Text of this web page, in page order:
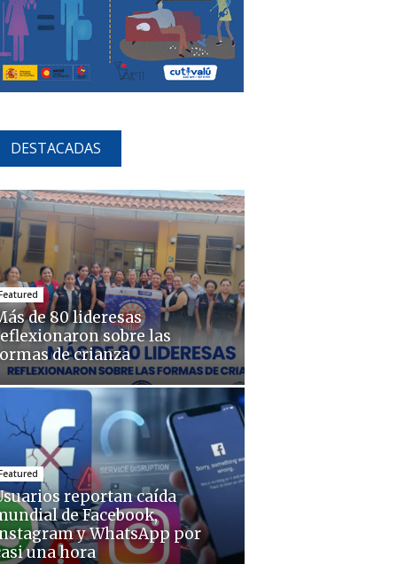
DESTACADAS
de 80 lideresas
sobre las
de crianza
reportan caída
de Facebook,
y WhatsApp por
una hora